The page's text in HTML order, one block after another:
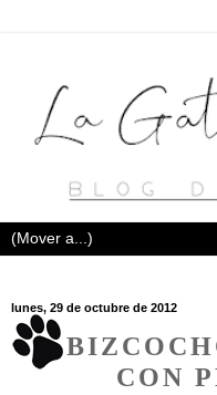
lunes, 29 de octubre de 2012
CON